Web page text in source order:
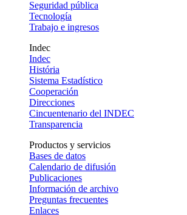
Seguridad pública
Tecnología
Trabajo e ingresos
Indec
Indec
História
Sistema Estadístico
Cooperación
Direcciones
Cincuentenario del INDEC
Transparencia
Productos y servicios
Bases de datos
Calendario de difusión
Publicaciones
Información de archivo
Preguntas frecuentes
Enlaces